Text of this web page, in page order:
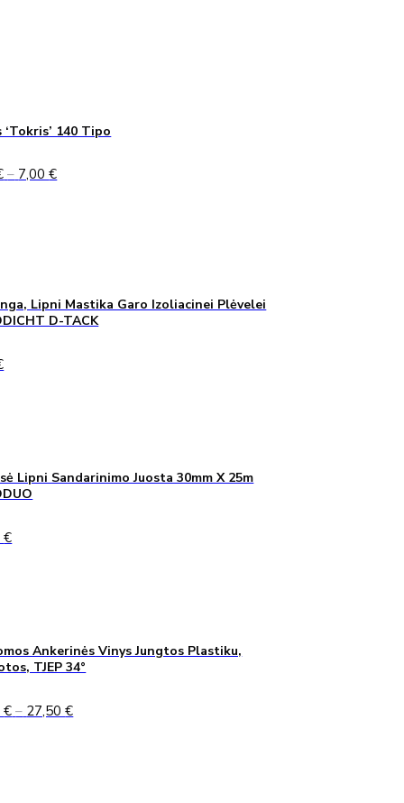
‘Tokris’ 140 Tipo
– 7,00€Price
Lipni Mastika Garo Izoliacinei Plėvelei
D-TACK
Lipni Sandarinimo Juosta 30mm X 25m
€
Ankerinės Vinys Jungtos Plastiku,
TJEP 34°
€ – 27,50€Price